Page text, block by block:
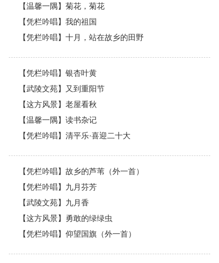
【温馨一隅】菊花，菊花
【凭栏吟唱】我的祖国
【凭栏吟唱】十月，站在故乡的田野
【凭栏吟唱】银杏叶黄
【武陵文苑】又到重阳节
【这方风景】老屋看秋
【温馨一隅】读书杂记
【凭栏吟唱】清平乐·喜迎二十大
【凭栏吟唱】故乡的芦苇（外一首）
【凭栏吟唱】九月芬芳
【武陵文苑】九月香
【这方风景】勇敢的绿绿虫
【凭栏吟唱】仰望国旗（外一首）